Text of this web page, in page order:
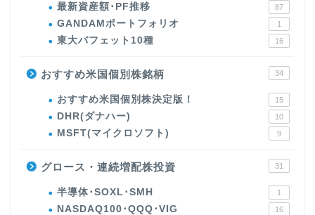
最新資産額･PF推移 87
GANDAMポートフォリオ 1
東大バフェット10種 16
おすすめ米国個別株銘柄 34
おすすめ米国個別株決定版！ 15
DHR(ダナハー) 10
MSFT(マイクロソフト) 9
グロース・連続増配株投資 31
半導体･SOXL･SMH 1
NASDAQ100･QQQ･VIG 16